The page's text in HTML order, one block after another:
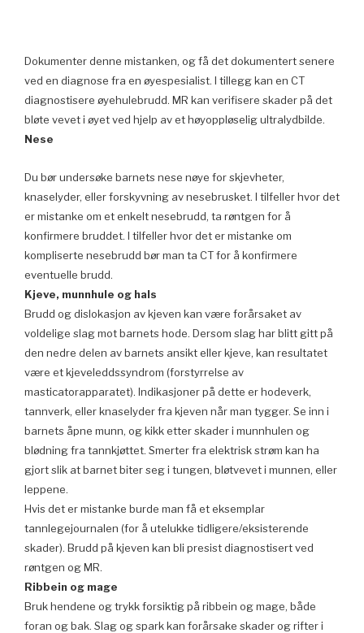
Dokumenter denne mistanken, og få det dokumentert senere
ved en diagnose fra en øyespesialist. I tillegg kan en CT
diagnostisere øyehulebrudd. MR kan verifisere skader på det
bløte vevet i øyet ved hjelp av et høyoppløselig ultralydbilde.
Nese
Du bør undersøke barnets nese nøye for skjevheter,
knaselyder, eller forskyvning av nesebrusket. I tilfeller hvor det
er mistanke om et enkelt nesebrudd, ta røntgen for å
konfirmere bruddet. I tilfeller hvor det er mistanke om
kompliserte nesebrudd bør man ta CT for å konfirmere
eventuelle brudd.
Kjeve, munnhule og hals
Brudd og dislokasjon av kjeven kan være forårsaket av
voldelige slag mot barnets hode. Dersom slag har blitt gitt på
den nedre delen av barnets ansikt eller kjeve, kan resultatet
være et kjeveleddssyndrom (forstyrrelse av
masticatorapparatet). Indikasjoner på dette er hodeverk,
tannverk, eller knaselyder fra kjeven når man tygger. Se inn i
barnets åpne munn, og kikk etter skader i munnhulen og
blødning fra tannkjøttet. Smerter fra elektrisk strøm kan ha
gjort slik at barnet biter seg i tungen, bløtvevet i munnen, eller
leppene.
Hvis det er mistanke burde man få et eksemplar
tannlegejournalen (for å utelukke tidligere/eksisterende
skader). Brudd på kjeven kan bli presist diagnostisert ved
røntgen og MR.
Ribbein og mage
Bruk hendene og trykk forsiktig på ribbein og mage, både
foran og bak. Slag og spark kan forårsake skader og rifter i